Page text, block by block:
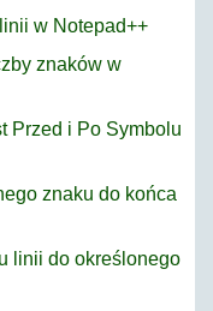
w Notepad++
znaków w
Przed i Po Symbolu
znaku do końca
linii do określonego